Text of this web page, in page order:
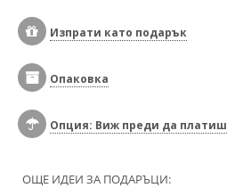
Изпрати като подарък
Опаковка
Опция: Виж преди да платиш
ОЩЕ ИДЕИ ЗА ПОДАРЪЦИ: